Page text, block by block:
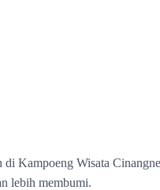
di Kampoeng Wisata
lebih membumi.